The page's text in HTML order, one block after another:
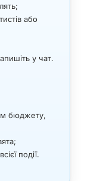
або
у чат.
бюджету,
події.